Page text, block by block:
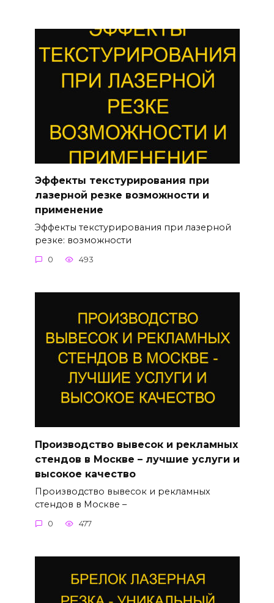
Эффекты текстурирования при
лазерной резке возможности и
применение
Эффекты текстурирования при лазерной
резке: возможности
0 493
Производство вывесок и рекламных
стендов в Москве – лучшие услуги и
высокое качество
Производство вывесок и рекламных
стендов в Москве –
0 477